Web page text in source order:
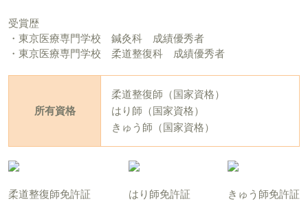
受賞歴
・東京医療専門学校 鍼灸科 成績優秀者
・東京医療専門学校 柔道整復科 成績優秀者
所有資格
柔道整復師（国家資格）
はり師（国家資格）
きゅう師（国家資格）
柔道整復師免許証 はり師免許証 きゅう師免許証